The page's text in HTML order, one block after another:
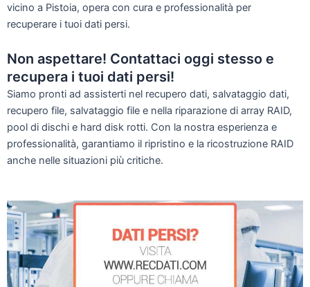
vicino a Pistoia, opera con cura e professionalità per
recuperare i tuoi dati persi.
Non aspettare! Contattaci oggi stesso e
recupera i tuoi dati persi!
Siamo pronti ad assisterti nel recupero dati, salvataggio dati,
recupero file, salvataggio file e nella riparazione di array RAID,
pool di dischi e hard disk rotti. Con la nostra esperienza e
professionalità, garantiamo il ripristino e la ricostruzione RAID
anche nelle situazioni più critiche.